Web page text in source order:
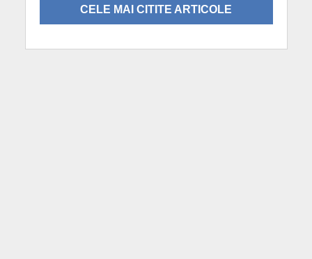
CELE MAI CITITE ARTICOLE